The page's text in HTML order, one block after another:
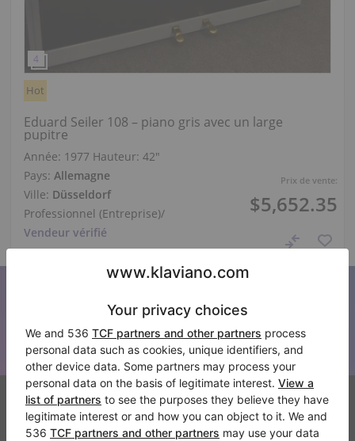
Prix de vente:
$5,652.35
Hot
Eduard Seiler 108 – piano gris avec un large
pupitre
Année: 1977 Hauteur: 42″
Pays: Allemagne
Ville: Düsseldorf
Professionnel (Entreprise)/
Vendeur vérifié
S’abonner à notre newsletter
Restez au courant de toutes les nouvelles de Klaviano
Klaviano